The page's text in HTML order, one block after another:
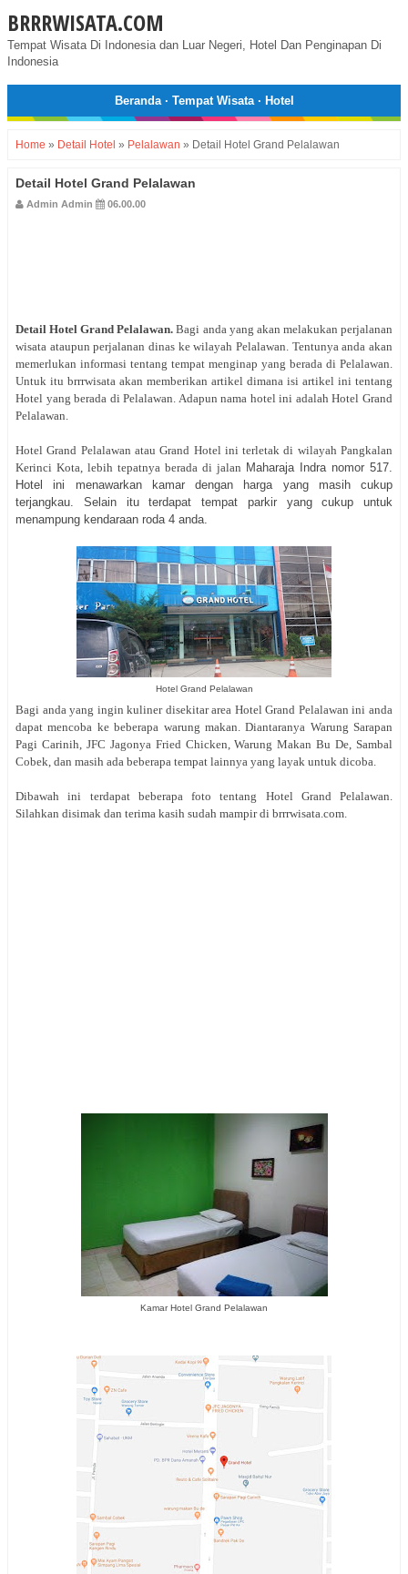
BRRRWISATA.COM
Tempat Wisata Di Indonesia dan Luar Negeri, Hotel Dan Penginapan Di
Indonesia
Beranda· Tempat Wisata· Hotel
Home » Detail Hotel » Pelalawan » Detail Hotel Grand Pelalawan
Detail Hotel Grand Pelalawan
Admin Admin 06.00.00
Detail Hotel Grand Pelalawan.Bagi anda yang akan melakukan perjalanan
wisata ataupun perjalanan dinas ke wilayah Pelalawan. Tentunya anda akan
memerlukan informasi tentang tempat menginap yang berada di Pelalawan.
Untuk itu brrrwisata akan memberikan artikel dimana isi artikel ini tentang
Hotel yang berada di Pelalawan. Adapun nama hotel ini adalah Hotel Grand
Pelalawan.
Hotel Grand Pelalawan atau Grand Hotel ini terletak di wilayah Pangkalan
Kerinci Kota, lebih tepatnya berada di jalan Maharaja Indra nomor 517.
Hotel ini menawarkan kamar dengan harga yang masih cukup
terjangkau. Selain itu terdapat tempat parkir yang cukup untuk
menampung kendaraan roda 4 anda.
Hotel Grand Pelalawan
Bagi anda yang ingin kuliner disekitar area Hotel Grand Pelalawan ini anda
dapat mencoba ke beberapa warung makan. Diantaranya Warung Sarapan
Pagi Carinih, JFC Jagonya Fried Chicken, Warung Makan Bu De, Sambal
Cobek, dan masih ada beberapa tempat lainnya yang layak untuk dicoba.
Dibawah ini terdapat beberapa foto tentang Hotel Grand Pelalawan.
Silahkan disimak dan terima kasih sudah mampir di brrrwisata.com.
Kamar Hotel Grand Pelalawan